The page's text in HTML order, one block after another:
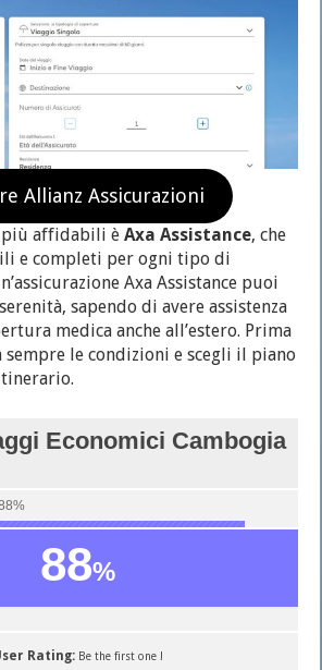
Allianz Assicurazioni
più affidabili èAxa Assistance, che
e completi per ogni tipo di
Axa Assistance puoi
sapendo di avere assistenza
medica anche all’estero. Prima
le condizioni e scegli il piano
Economici Cambogia
88%
Rating: Be the first one !